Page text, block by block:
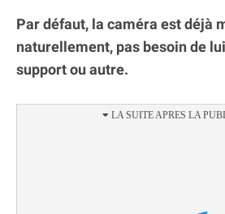
Par défaut, la caméra est déjà
naturellement, pas besoin de
support ou autre.